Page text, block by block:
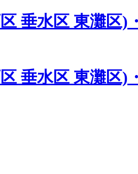
垂水区 東灘区)
垂水区 東灘区)